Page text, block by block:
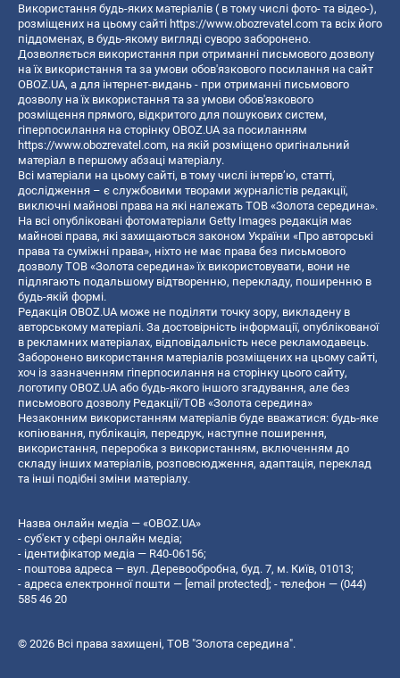
Використання будь-яких матеріалів ( в тому числі фото- та відео-),
розміщених на цьому сайті https://www.obozrevatel.com та всіх його
піддоменах, в будь-якому вигляді суворо заборонено.
Дозволяється використання при отриманні письмового дозволу
на їх використання та за умови обов'язкового посилання на сайт
OBOZ.UA, а для інтернет-видань - при отриманні письмового
дозволу на їх використання та за умови обов'язкового
розміщення прямого, відкритого для пошукових систем,
гіперпосилання на сторінку OBOZ.UA за посиланням
https://www.obozrevatel.com, на якій розміщено оригінальний
матеріал в першому абзаці матеріалу.
Всі матеріали на цьому сайті, в тому числі інтерв’ю, статті,
дослідження – є службовими творами журналістів редакції,
виключні майнові права на які належать ТОВ «Золота середина».
На всі опубліковані фотоматеріали Getty Images редакція має
майнові права, які захищаються законом України «Про авторські
права та суміжні права», ніхто не має права без письмового
дозволу ТОВ «Золота середина» їх використовувати, вони не
підлягають подальшому відтворенню, перекладу, поширенню в
будь-якій формі.
Редакція OBOZ.UA може не поділяти точку зору, викладену в
авторському матеріалі. За достовірність інформації, опублікованої
в рекламних матеріалах, відповідальність несе рекламодавець.
Заборонено використання матеріалів розміщених на цьому сайті,
хоч із зазначенням гіперпосилання на сторінку цього сайту,
логотипу OBOZ.UA або будь-якого іншого згадування, але без
письмового дозволу Редакції/ТОВ «Золота середина»
Незаконним використанням матеріалів буде вважатися: будь-яке
копiювання, публiкацiя, передрук, наступне поширення,
використання, переробка з використанням, включенням до
складу інших матеріалів, розповсюдження, адаптація, переклад
та інші подібні зміни матеріалу.
Назва онлайн медіа — «OBOZ.UA»
- суб'єкт у сфері онлайн медіа;
- ідентифікатор медіа — R40-06156;
- поштова адреса — вул. Деревообробна, буд. 7, м. Київ, 01013;
- адреса електронної пошти — [email protected] ; - телефон — (044)
585 46 20
© 2026 Всі права захищені, ТОВ "Золота середина".